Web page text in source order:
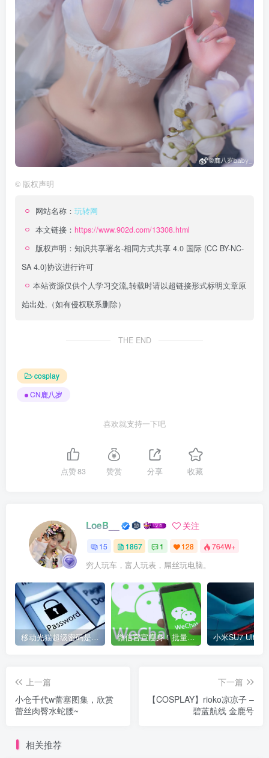
© 版权声明
网站名称： 玩转网
本文链接： https://www.902d.com/13308.html
版权声明： 知识共享署名-相同方式共享 4.0 国际 (CC BY-NC-
SA 4.0)协议进行许可
本站资源仅供个人学习交流,转载时请以超链接形式标明文章原
始出处,（如有侵权联系删除）
THE END
cosplay
CN鹿八岁
喜欢就支持一下吧
点赞83 赞赏 分享 收藏
LoeB__ 关注
15 1867 1 128 764W+
穷人玩车，富人玩表，屌丝玩电脑。
移动光猫超级密码是多少？移动光猫超级管理员后台账号与密码 微信官宣瘦身！批量清理原图新功能来了 安卓、iOS均可使用
上一篇
小仓千代w蕾塞图集，欣赏
蕾丝肉臀水蛇腰~
下一篇
【COSPLAY】rioko凉凉子 –
碧蓝航线 金鹿号
相关推荐